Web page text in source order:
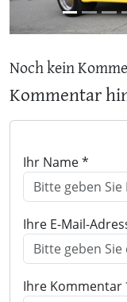
Noch kein
Kommentar
Ihr Name *
Ihre E-Mail-
Ihre Kommentar